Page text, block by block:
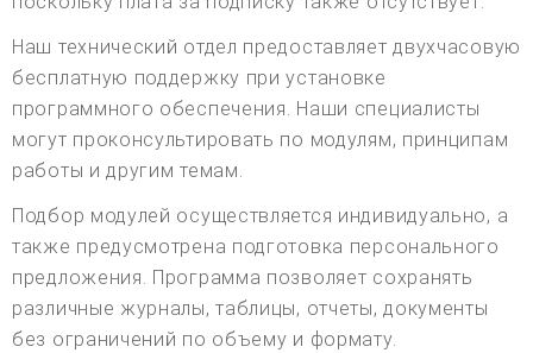
Наш технический отдел предоставляет двухчасовую
бесплатную поддержку при установке
программного обеспечения. Наши специалисты
могут проконсультировать по модулям, принципам
работы и другим темам.
Подбор модулей осуществляется индивидуально, а
также предусмотрена подготовка персонального
предложения. Программа позволяет сохранять
различные журналы, таблицы, отчеты, документы
без ограничений по объему и формату.